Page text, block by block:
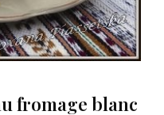
fromage blanc